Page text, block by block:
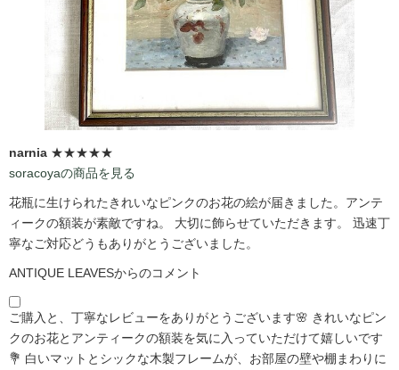
narnia ★★★★★
soracoyaの商品を見る
花瓶に生けられたきれいなピンクのお花の絵が届きました。アンテ
ィークの額装が素敵ですね。 大切に飾らせていただきます。 迅速丁
寧なご対応どうもありがとうございました。
ANTIQUE LEAVESからのコメント
ご購入と、丁寧なレビューをありがとうございます🌸 きれいなピン
クのお花とアンティークの額装を気に入っていただけて嬉しいです
💐 白いマットとシックな木製フレームが、お部屋の壁や棚まわりに